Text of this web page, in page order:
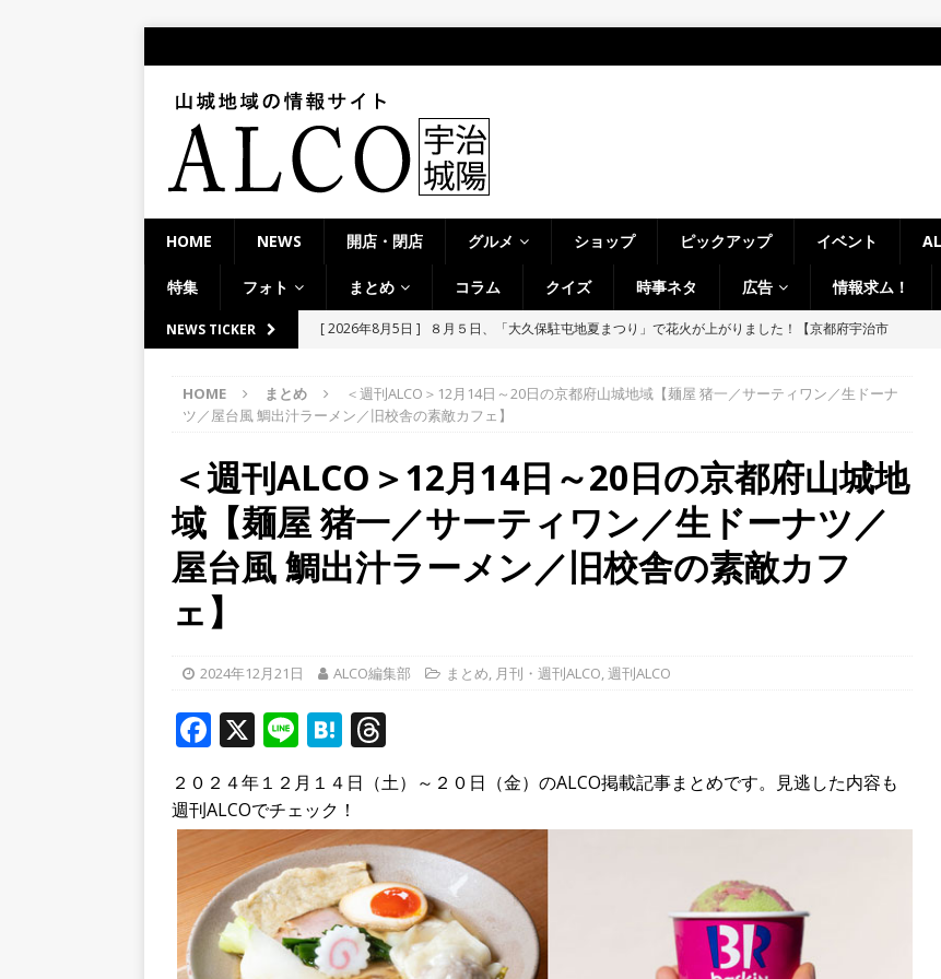
HOME NEWS 開店・閉店 グルメ ショップ ピックアップ イベント
特集 フォト まとめ コラム クイズ 時事ネタ 広告 情報求ム！
NEWS TICKER [ 2026年8月4日 ]
石清水八幡宮の門前「やわた走井餅老舗」で、ひんやり美味しいかき氷「走井
[ 2026年8月4日 ] 宇治淀線の「麺処 森元 久御山店」があった建物が解体されてる。過去には「ラ
[ 2026年8月3日 ]
近鉄小倉駅前の「ニンテンドーミュージアム」、累計来館者数が１００万人突
破してる！【京都府宇治市】
NEWS
[ 2026年8月6日 ]
8月8日～14日イベントまとめ！夏祭り、ライトアップ、グルメなどワイワイ盛
り上がりそう！【京田辺市・宇治市・木津川市・宇治田原町・八幡市・南山城村など】
[ 2026年8月5日 ]
８月５日、「大久保駐屯地夏まつり」で花火が上がりました！【京都府宇治市
HOME まとめ
＜週刊ALCO＞12月14日～20日の京都府山城地域【麺屋 猪一／サーティワン／生ドーナ
ツ／屋台風 鯛出汁ラーメン／旧校舎の素敵カフェ】
＜週刊ALCO＞12月14日～20日の京都府山城地
域【麺屋 猪一／サーティワン／生ドーナツ／
屋台風 鯛出汁ラーメン／旧校舎の素敵カフ
ェ】
2024年12月21日 ALCO編集部 まとめ, 月刊・週刊ALCO,週刊ALCO
F
a
c
e
b
o
o
X Li
n
e
H
at
e
n
a
h
r
e
a
d
s
２０２４年１２月１４日（土）～２０日（金）のALCO掲載記事まとめです。見逃した内容も
週刊ALCOでチェック！